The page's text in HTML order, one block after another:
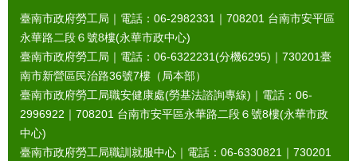
臺南市政府勞工局｜電話：06-2982331｜ 708201 台南市安平區
永華路二段６號8樓(永華市政中心)
臺南市政府勞工局｜電話：06-6322231(分機6295)｜ 730201臺
南市新營區民治路36號7樓（局本部）
臺南市政府勞工局職安健康處(勞基法諮詢專線)｜電話：06-
2996922｜ 708201 台南市安平區永華路二段６號8樓(永華市政
中心)
臺南市政府勞工局職訓就服中心｜電話：06-6330821｜ 730201